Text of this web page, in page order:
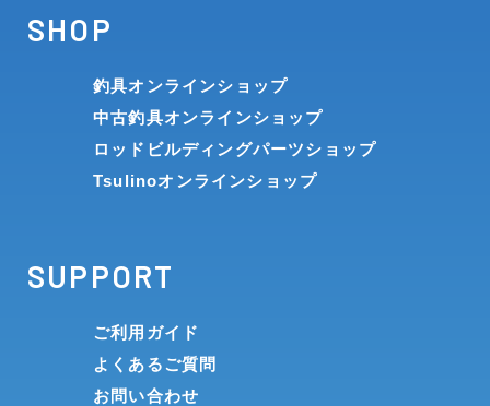
SHOP
釣具オンラインショップ
中古釣具オンラインショップ
ロッドビルディングパーツショップ
Tsulinoオンラインショップ
SUPPORT
ご利用ガイド
よくあるご質問
お問い合わせ